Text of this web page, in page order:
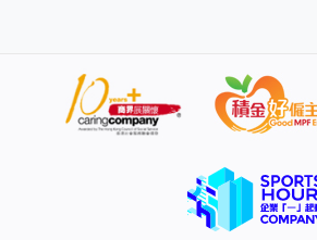
案交代認證制度的詳細收費，首三年會
優惠，希望鼓勵現有劏房業主盡早申請
首次認證申請收3,000元，續期收
前半年，已登記但未取得認證的單位禁
完約亦會被視為終止，須向租戶賠償餘
金。如果沒有有效登記及認證，或登記